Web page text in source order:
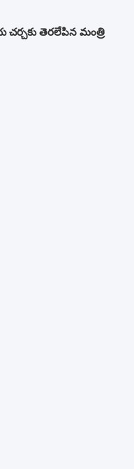
తెరలేపిన మంత్రి